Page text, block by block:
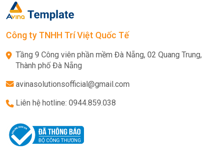
Công ty TNHH Trí Việt Quốc Tế
Tầng 9 Công viên phần mềm Đà Nẵng, 02 Quang Trung,
Thành phố Đà Nẵng
avinasolutionsofficial@gmail.com
Liên hệ hotline: 0944.859.038